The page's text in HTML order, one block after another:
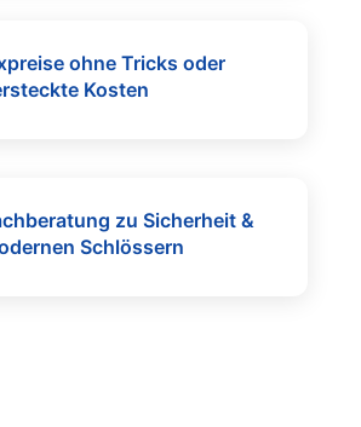
ohne Tricks oder
Kosten
zu Sicherheit &
Schlössern